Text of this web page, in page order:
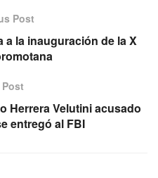
Post
a la inauguración de la X
Herrera Velutini acusado
entregó al FBI